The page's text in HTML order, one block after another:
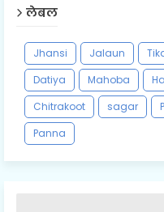
लेबल
Jhansi Jalaun
Datiya
Mahoba
Chitrakoot
sagar
Panna